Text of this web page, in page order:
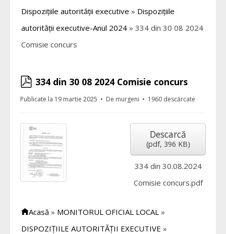
Dispozițiile autorității executive » Dispozițiile
autorității executive-Anul 2024 » 334 din 30 08 2024
Comisie concurs
pdf
334 din 30 08 2024 Comisie concurs
Publicate la 19 martie 2025 De murgeni 1960 descărcate
Descarcă
(pdf, 396 KB)
334 din 30.08.2024
Comisie concurs.pdf
Acasă » MONITORUL OFICIAL LOCAL »
DISPOZIȚIILE AUTORITĂȚII EXECUTIVE »